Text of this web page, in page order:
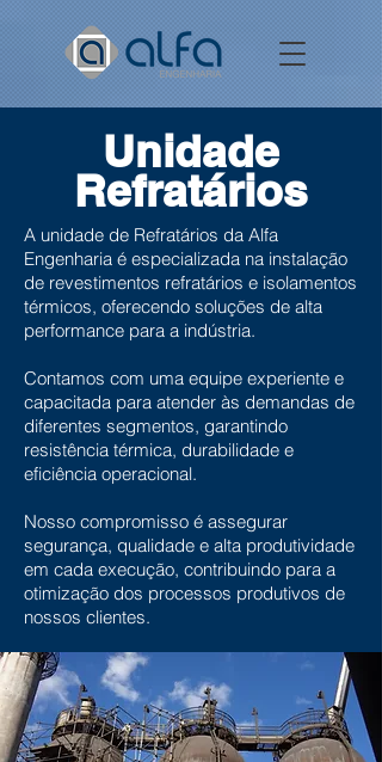
Unidade
Refratários
A unidade de Refratários da Alfa
Engenharia é especializada na instalação
de revestimentos refratários e isolamentos
térmicos, oferecendo soluções de alta
performance para a indústria.
Contamos com uma equipe experiente e
capacitada para atender às demandas de
diferentes segmentos, garantindo
resistência térmica, durabilidade e
eficiência operacional.
Nosso compromisso é assegurar
segurança, qualidade e alta produtividade
em cada execução, contribuindo para a
otimização dos processos produtivos de
nossos clientes.